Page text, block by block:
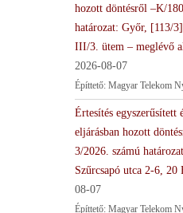
hozott döntésről –K/
határozat: Győr, [113/
III/3. ütem – meglévő
2026-08-07
Építtető: Magyar Telekom
Értesítés egyszerűsített
eljárásban hozott
3/2026. számú
Szűrcsapó utca 2-6,
08-07
Építtető: Magyar Telekom